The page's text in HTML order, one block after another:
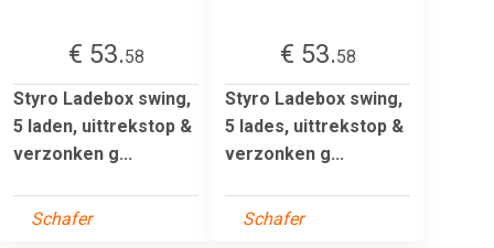
€ 53.58
Styro Ladebox swing,
5 laden, uittrekstop &
verzonken g...
Schafer
€ 53.58
Styro Ladebox swing,
5 lades, uittrekstop &
verzonken g...
Schafer